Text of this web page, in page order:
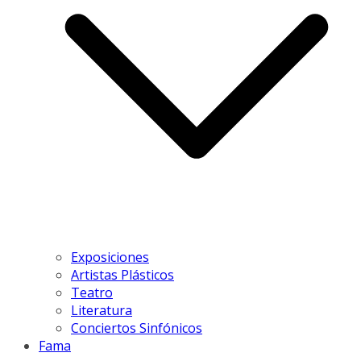
Exposiciones
Artistas Plásticos
Teatro
Literatura
Conciertos Sinfónicos
Fama